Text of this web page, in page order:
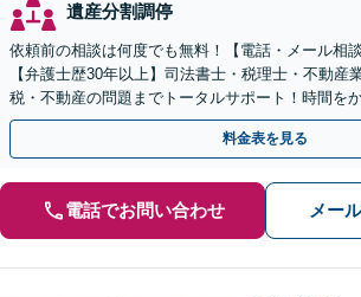
遺産分割調停
依頼前の相談は何度でも無料！【電話・メール相
【弁護士歴30年以上】司法書士・税理士・不動産
税・不動産の問題までトータルサポート！時間を
し、円満な解決を目指します【西18丁目駅3分】
料金表を見る
電話でお問い合わせ メー